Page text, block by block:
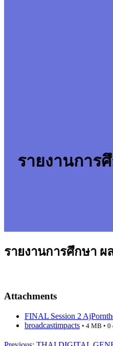
รายงานการ
รายงานการศึกษา ผ
Attachments
FINAL Session 2
broadcastimpacts • 4 MB •
Previous